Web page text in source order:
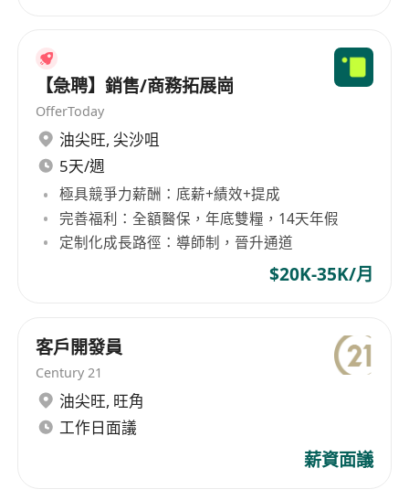
【急聘】銷售/商務拓展崗
OfferToday
油尖旺, 尖沙咀
5天/週
極具競爭力薪酬：底薪+績效+提成
完善福利：全額醫保，年底雙糧，14天年假
定制化成長路徑：導師制，晉升通道
$20K-35K/月
客戶開發員
Century 21
油尖旺, 旺角
工作日面議
薪資面議